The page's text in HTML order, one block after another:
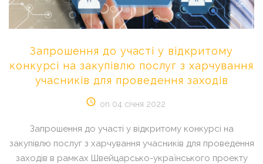
Запрошення до участі у відкритому
конкурсі на закупівлю послуг з харчування
учасників для проведення заходів
on 04 січня 2022
Запрошення до участі у відкритому конкурсі на
закупівлю послуг з харчування учасників для проведення
заходів в рамках Швейцарсько-українського проекту